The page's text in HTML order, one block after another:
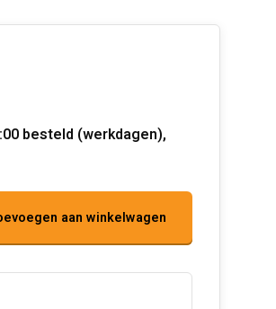
besteld (werkdagen),
aan winkelwagen